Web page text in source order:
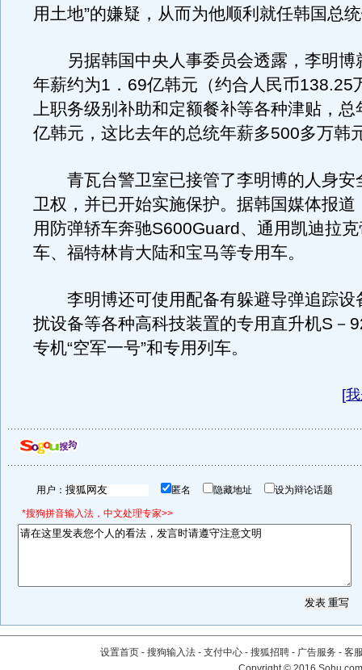
用土地”的嫌疑，从而为他顺利就任韩国总
另据韩国中央人事委员会透露，李明博
年薪约为1．69亿韩元（约合人民币138.25
上职务级别补助和定额餐补等各种津贴，总
亿韩元，这比去年的总统年薪多500多万韩
青瓦台警卫室已接管了李明博的人身安
卫权，并已开始实施保护。据韩国媒体报道
用防弹轿车奔驰S600Guard、通用凯迪拉
车、福特林肯大陆和宝马等专用车。
李明博还可使用配备有躲避导弹追踪设
扰设备等各种高科技装置的专用直升机S－
专机“空军一号”和专用列车。
[
用户： 匿名 隐藏地址 设为辩论话题
*搜狗拼音输入法，中文处理专家>>
设置首页 - 搜狗输入法 - 支付中心 - 搜狐招聘 - 广告服务 - 客